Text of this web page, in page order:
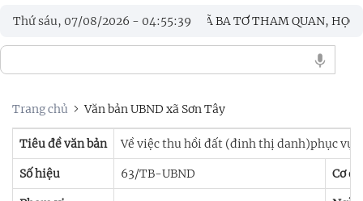
Thứ sáu, 07/08/2026 - 04:55:40
VIỆC VỚI ĐOÀN CÔNG TÁC XÃ BA TƠ THAM QUAN, HỌC TẬP,
TRI ÂN CÁC ANH HÙNG LIỆT SĨ
Trang chủ Văn bản UBND xã Sơn Tây
Tiêu đề văn bản Về việc thu hồi đất (đinh thị danh)phục vụ
Số hiệu 63/TB-UBND Cơ